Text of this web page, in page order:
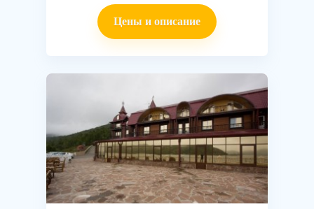
Цены и описание